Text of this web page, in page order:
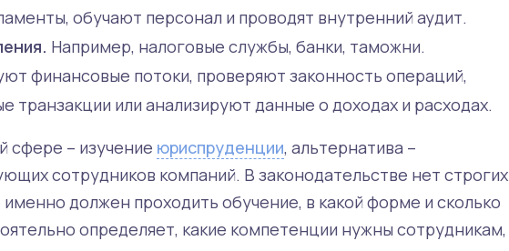
обучают персонал и проводят внутренний аудит.
Например, налоговые службы, банки, таможни.
финансовые потоки, проверяют законность операций,
транзакции или анализируют данные о доходах и расходах.
сфере – изучение юриспруденции, альтернатива –
сотрудников компаний. В законодательстве нет строгих
должен проходить обучение, в какой форме и сколько
определяет, какие компетенции нужны сотрудникам,